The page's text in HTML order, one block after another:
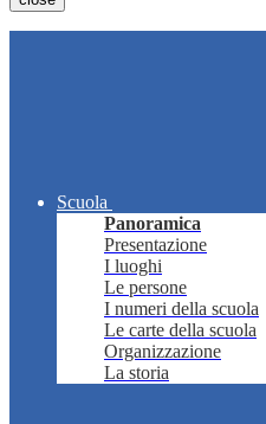
Scuola
Panoramica
Presentazione
I luoghi
Le persone
I numeri della scuola
Le carte della scuola
Organizzazione
La storia